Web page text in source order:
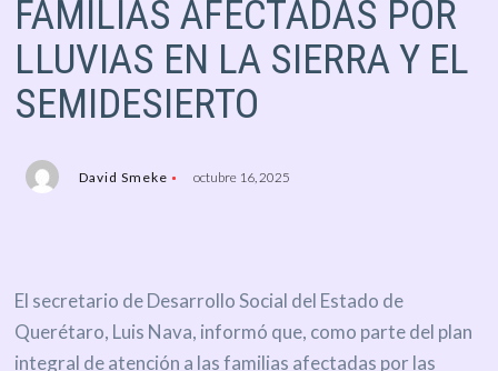
FAMILIAS AFECTADAS POR
LLUVIAS EN LA SIERRA Y EL
SEMIDESIERTO
David Smeke octubre 16, 2025
El secretario de Desarrollo Social del Estado de
Querétaro, Luis Nava, informó que, como parte del plan
integral de atención a las familias afectadas por las